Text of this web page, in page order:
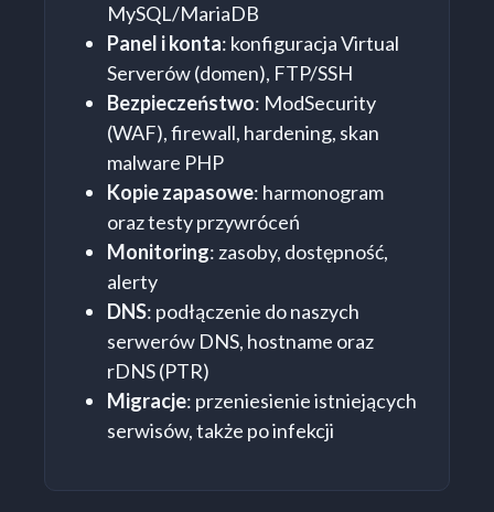
MySQL/MariaDB
Panel i konta: konfiguracja Virtual
Serverów (domen), FTP/SSH
Bezpieczeństwo: ModSecurity
(WAF), firewall, hardening, skan
malware PHP
Kopie zapasowe: harmonogram
oraz testy przywróceń
Monitoring: zasoby, dostępność,
alerty
DNS: podłączenie do naszych
serwerów DNS, hostname oraz
rDNS (PTR)
Migracje: przeniesienie istniejących
serwisów, także po infekcji